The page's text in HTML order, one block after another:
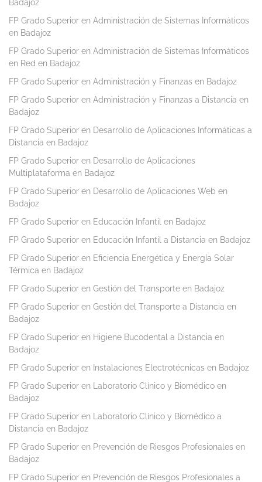
Badajoz
FP Grado Superior en Administración de Sistemas Informáticos
en Badajoz
FP Grado Superior en Administración de Sistemas Informáticos
en Red en Badajoz
FP Grado Superior en Administración y Finanzas en Badajoz
FP Grado Superior en Administración y Finanzas a Distancia en
Badajoz
FP Grado Superior en Desarrollo de Aplicaciones Informáticas a
Distancia en Badajoz
FP Grado Superior en Desarrollo de Aplicaciones
Multiplataforma en Badajoz
FP Grado Superior en Desarrollo de Aplicaciones Web en
Badajoz
FP Grado Superior en Educación Infantil en Badajoz
FP Grado Superior en Educación Infantil a Distancia en Badajoz
FP Grado Superior en Eficiencia Energética y Energía Solar
Térmica en Badajoz
FP Grado Superior en Gestión del Transporte en Badajoz
FP Grado Superior en Gestión del Transporte a Distancia en
Badajoz
FP Grado Superior en Higiene Bucodental a Distancia en
Badajoz
FP Grado Superior en Instalaciones Electrotécnicas en Badajoz
FP Grado Superior en Laboratorio Clínico y Biomédico en
Badajoz
FP Grado Superior en Laboratorio Clínico y Biomédico a
Distancia en Badajoz
FP Grado Superior en Prevención de Riesgos Profesionales en
Badajoz
FP Grado Superior en Prevención de Riesgos Profesionales a